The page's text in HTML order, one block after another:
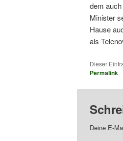
dem
Minister
Hause
als
Dieser
Permalink.
Deine E-